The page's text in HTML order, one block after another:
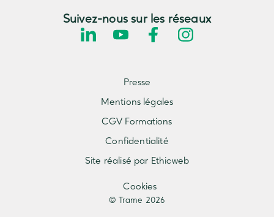
Suivez-nous sur les réseaux
© Trame 2026
Cookies
Presse
Mentions légales
CGV Formations
Confidentialité
Site réalisé par Ethicweb